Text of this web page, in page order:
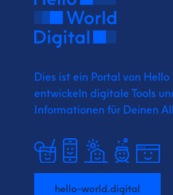
Dies ist ein Portal von
entwickeln digitale Tools
Informationen für Deinen
hello-world.digital